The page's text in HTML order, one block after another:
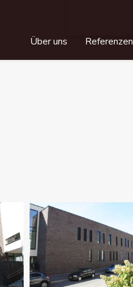
Über uns Referenzen